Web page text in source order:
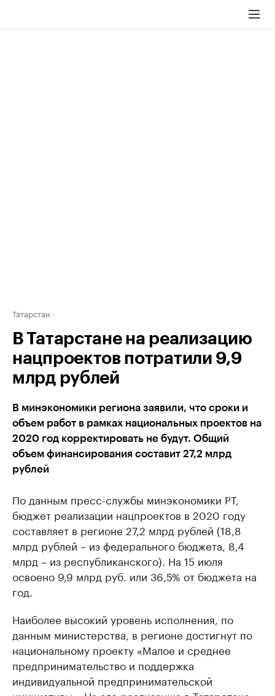
Татарстан
В Татарстане на реализацию
нацпроектов потратили 9,9
млрд рублей
В минэкономики региона заявили, что сроки и
объем работ в рамках национальных проектов на
2020 год корректировать не будут. Общий
объем финансирования составит 27,2 млрд
рублей
По данным пресс-службы минэкономики РТ,
бюджет реализации нацпроектов в 2020 году
составляет в регионе 27,2 млрд рублей (18,8
млрд рублей – из федерального бюджета, 8,4
млрд – из республиканского). На 15 июля
освоено 9,9 млрд руб. или 36,5% от бюджета на
год.
Наиболее высокий уровень исполнения, по
данным министерства, в регионе достигнут по
национальному проекту «Малое и среднее
предпринимательство и поддержка
индивидуальной предпринимательской